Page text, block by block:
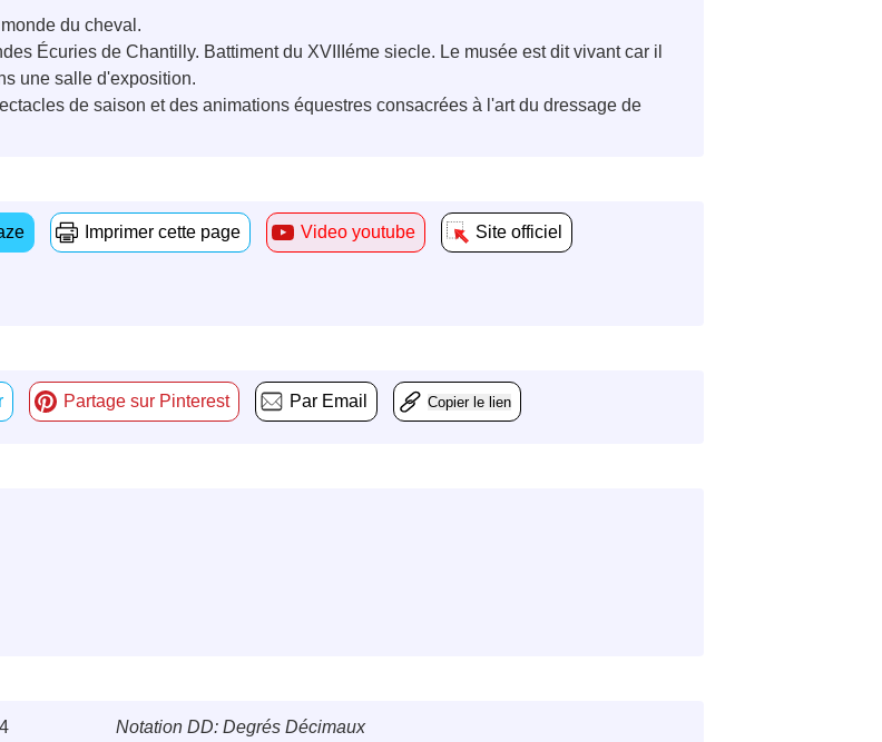
du cheval.
Écuries de Chantilly. Battiment du XVIIIéme siecle. Le musée est dit vivant car il
une salle d'exposition.
de saison et des animations équestres consacrées à l'art du dressage de
Imprimer cette page Video youtube Site officiel
Partage sur Pinterest Par Email Copier le lien
Notation DD: Degrés Décimaux